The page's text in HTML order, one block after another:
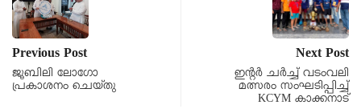
Previous Post
ജൂബിലി ലോഗോ
പ്രകാശനം ചെയ്തു
Next Post
ഇന്റർ ചർച്ച് വടംവലി
മത്സരം സംഘടിപ്പിച്ച്
KCYM കാക്കനാട്